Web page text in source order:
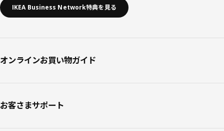
IKEA Business Network特典を見る
オンラインお買い物ガイド
お客さまサポート